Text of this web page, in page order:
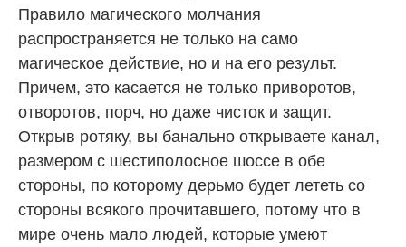
Правило магического молчания
распространяется не только на само
магическое действие, но и на его результ.
Причем, это касается не только приворотов,
отворотов, порч, но даже чисток и защит.
Открыв ротяку, вы банально открываете канал,
размером с шестиполосное шоссе в обе
стороны, по которому дерьмо будет лететь со
стороны всякого прочитавшего, потому что в
мире очень мало людей, которые умеют